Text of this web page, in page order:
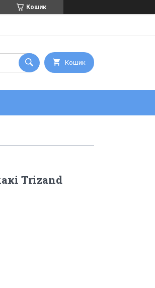
Кошик
Кошик
Trizand